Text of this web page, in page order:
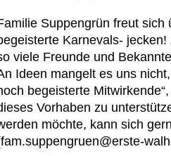
Suppengrün freut
Karnevals-
viele Freunde und
Ideen mangelt es uns
begeisterte
Vorhaben zu
möchte, kann sich